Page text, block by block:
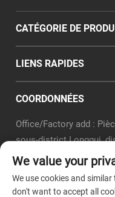
CATÉGORIE DE
LIENS RAPIDES
COORDONNÉES
Office/Factory add :
sous-district Longgui,
E-mail :[email protected]
+86-18320351294
Whatsapp:
We value your
We use cookies and
don't want to accept all